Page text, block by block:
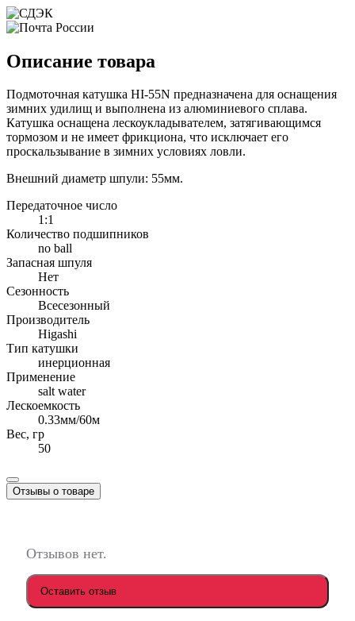
Описание товара
Подмоточная катушка HI-55N предназначена для оснащения
зимних удилищ и выполнена из алюминиевого сплава.
Катушка оснащена лескоукладывателем, затягивающимся
тормозом и не имеет фрикциона, что исключает его
проскальзывание в зимних условиях ловли.
Внешний диаметр шпули: 55мм.
Передаточное число
1:1
Количество подшипников
no ball
Запасная шпуля
Нет
Сезонность
Всесезонный
Производитель
Higashi
Тип катушки
инерционная
Применение
salt water
Лескоемкость
0.33мм/60м
Вес, гр
50
Отзывы о товаре
Отзывов нет.
Оставить отзыв